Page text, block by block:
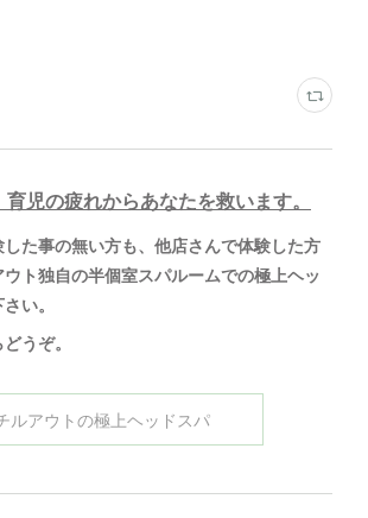
児の疲れからあなたを救います。
た事の無い方も、他店さんで体験した方
ト独自の半個室スパルームでの極上ヘッ
い。
うぞ。
ルアウトの極上ヘッドスパ